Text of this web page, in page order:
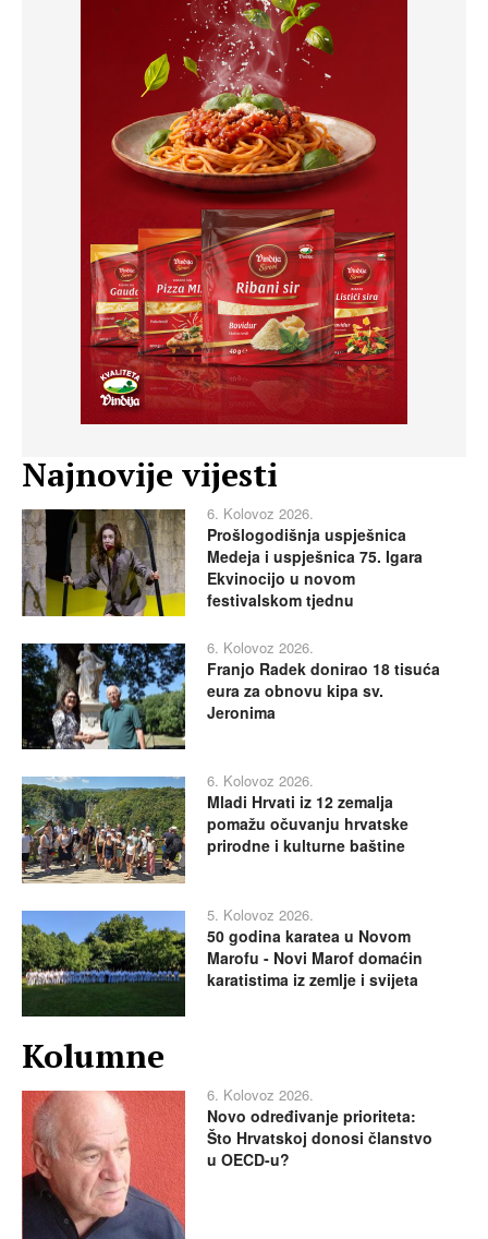
Najnovije vijesti
6. Kolovoz 2026.
Prošlogodišnja uspješnica
Medeja i uspješnica 75. Igara
Ekvinocijo u novom
festivalskom tjednu
6. Kolovoz 2026.
Franjo Radek donirao 18 tisuća
eura za obnovu kipa sv.
Jeronima
6. Kolovoz 2026.
Mladi Hrvati iz 12 zemalja
pomažu očuvanju hrvatske
prirodne i kulturne baštine
5. Kolovoz 2026.
50 godina karatea u Novom
Marofu - Novi Marof domaćin
karatistima iz zemlje i svijeta
Kolumne
6. Kolovoz 2026.
Novo određivanje prioriteta:
Što Hrvatskoj donosi članstvo
u OECD-u?